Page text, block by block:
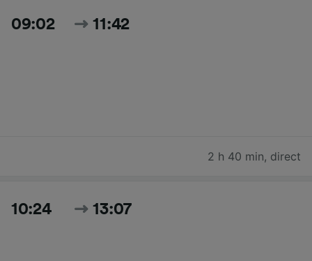
09:02 11:42
2 h 40 min, direct
10:24 13:07